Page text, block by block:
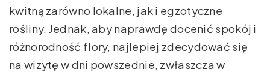
kwitną zarówno lokalne, jak i egzotyczne
rośliny. Jednak, aby naprawdę docenić spokój i
różnorodność flory, najlepiej zdecydować się
na wizytę w dni powszednie, zwłaszcza w